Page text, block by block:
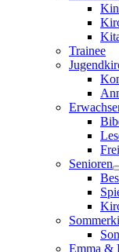
Trainee
Senioren
Emma &